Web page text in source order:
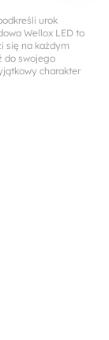
urok
Wellox LED to
się na każdym
do swojego
charakter